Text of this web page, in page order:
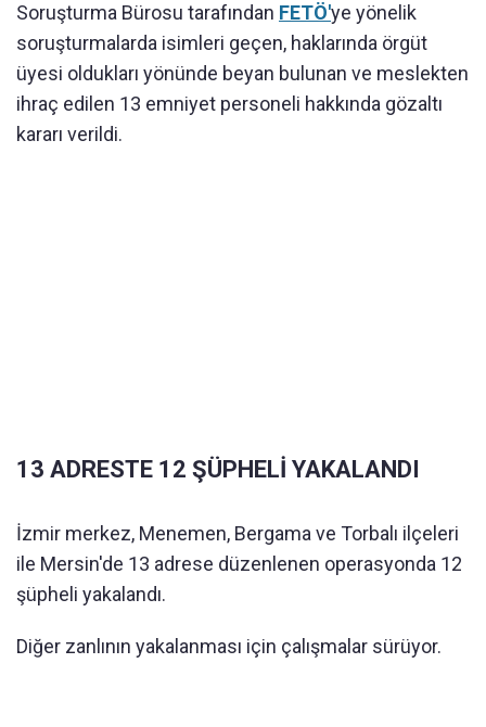
Soruşturma Bürosu tarafından FETÖ'ye yönelik
soruşturmalarda isimleri geçen, haklarında örgüt
üyesi oldukları yönünde beyan bulunan ve meslekten
ihraç edilen 13 emniyet personeli hakkında gözaltı
kararı verildi.
13 ADRESTE 12 ŞÜPHELİ YAKALANDI
İzmir merkez, Menemen, Bergama ve Torbalı ilçeleri
ile Mersin'de 13 adrese düzenlenen operasyonda 12
şüpheli yakalandı.
Diğer zanlının yakalanması için çalışmalar sürüyor.